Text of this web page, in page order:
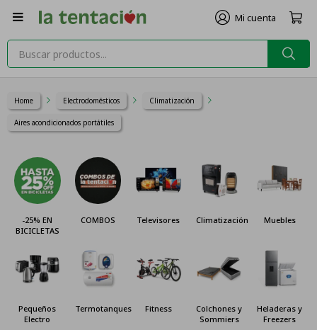

Home Electrodomésticos Climatización
Aires acondicionados portátiles
-25% EN
BICICLETAS
COMBOS Televisores Climatización Muebles
Pequeños
Electro
Termotanques Fitness
Colchones y
Sommiers
Heladeras y
Freezers